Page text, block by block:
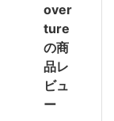
over
ture
の商
品レ
ビュ
ー